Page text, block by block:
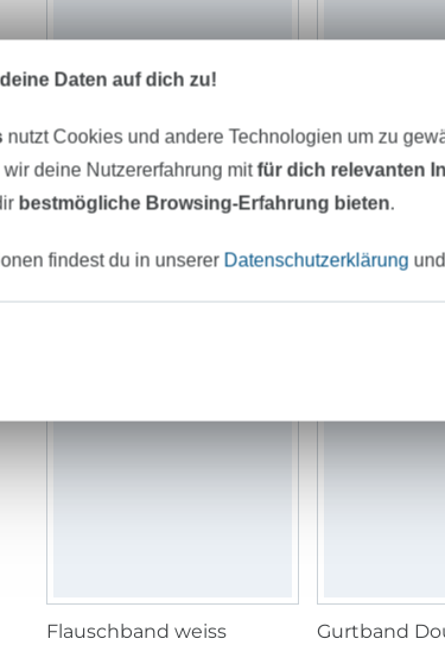
Gummiband 20 mm, weiß
1,95 € / m
Gummiband
2,70 € / m
Flauschband weiss
Daten auf dich zu!
nutzt Cookies und andere Technologien um zu
deine Nutzererfahrung mitfür dich relevanten
bestmögliche Browsing-Erfahrung bieten.
findest du in unserer Datenschutzerklärung